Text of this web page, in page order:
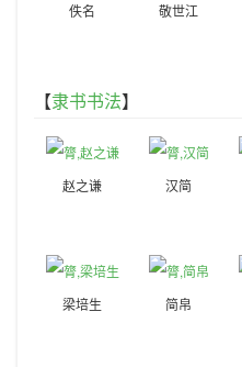
佚名 敬世江
【隶书书法】
赵之谦 汉简
梁培生 简帛